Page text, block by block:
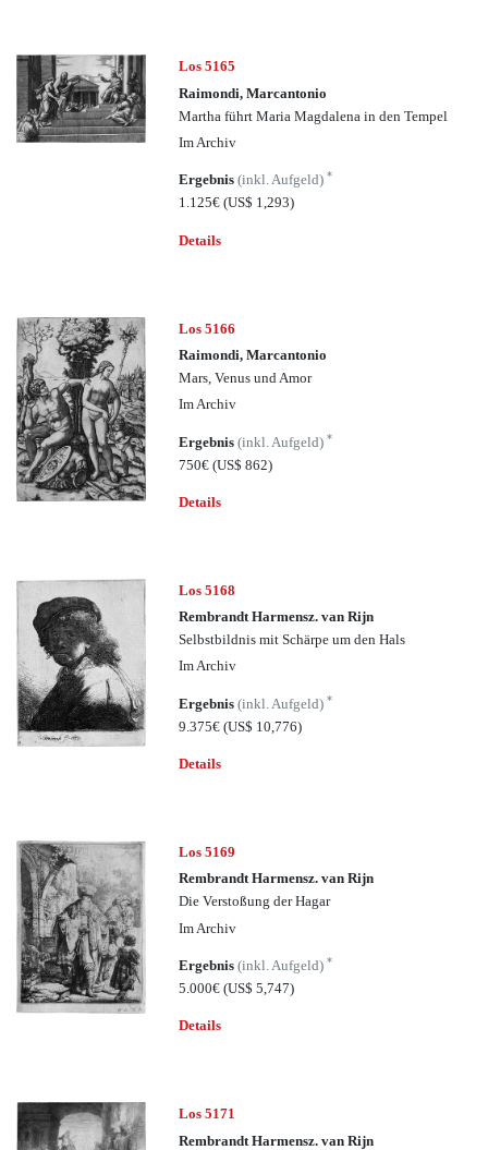
Los 5165
Raimondi, Marcantonio
Martha führt Maria Magdalena in den Tempel
Im Archiv
Ergebnis(inkl. Aufgeld)*
1.125€(US$ 1,293)
Details
Los 5166
Raimondi, Marcantonio
Mars, Venus und Amor
Im Archiv
Ergebnis(inkl. Aufgeld)*
750€(US$ 862)
Details
Los 5168
Rembrandt Harmensz. van Rijn
Selbstbildnis mit Schärpe um den Hals
Im Archiv
Ergebnis(inkl. Aufgeld)*
9.375€(US$ 10,776)
Details
Los 5169
Rembrandt Harmensz. van Rijn
Die Verstoßung der Hagar
Im Archiv
Ergebnis(inkl. Aufgeld)*
5.000€(US$ 5,747)
Details
Los 5171
Rembrandt Harmensz. van Rijn